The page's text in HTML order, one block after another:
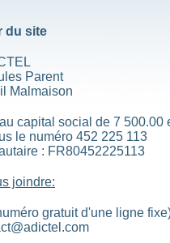
du site
Parent
Malmaison
capital social de 7 500.00
le numéro 452 225 113
: FR80452225113
joindre:
gratuit d'une ligne